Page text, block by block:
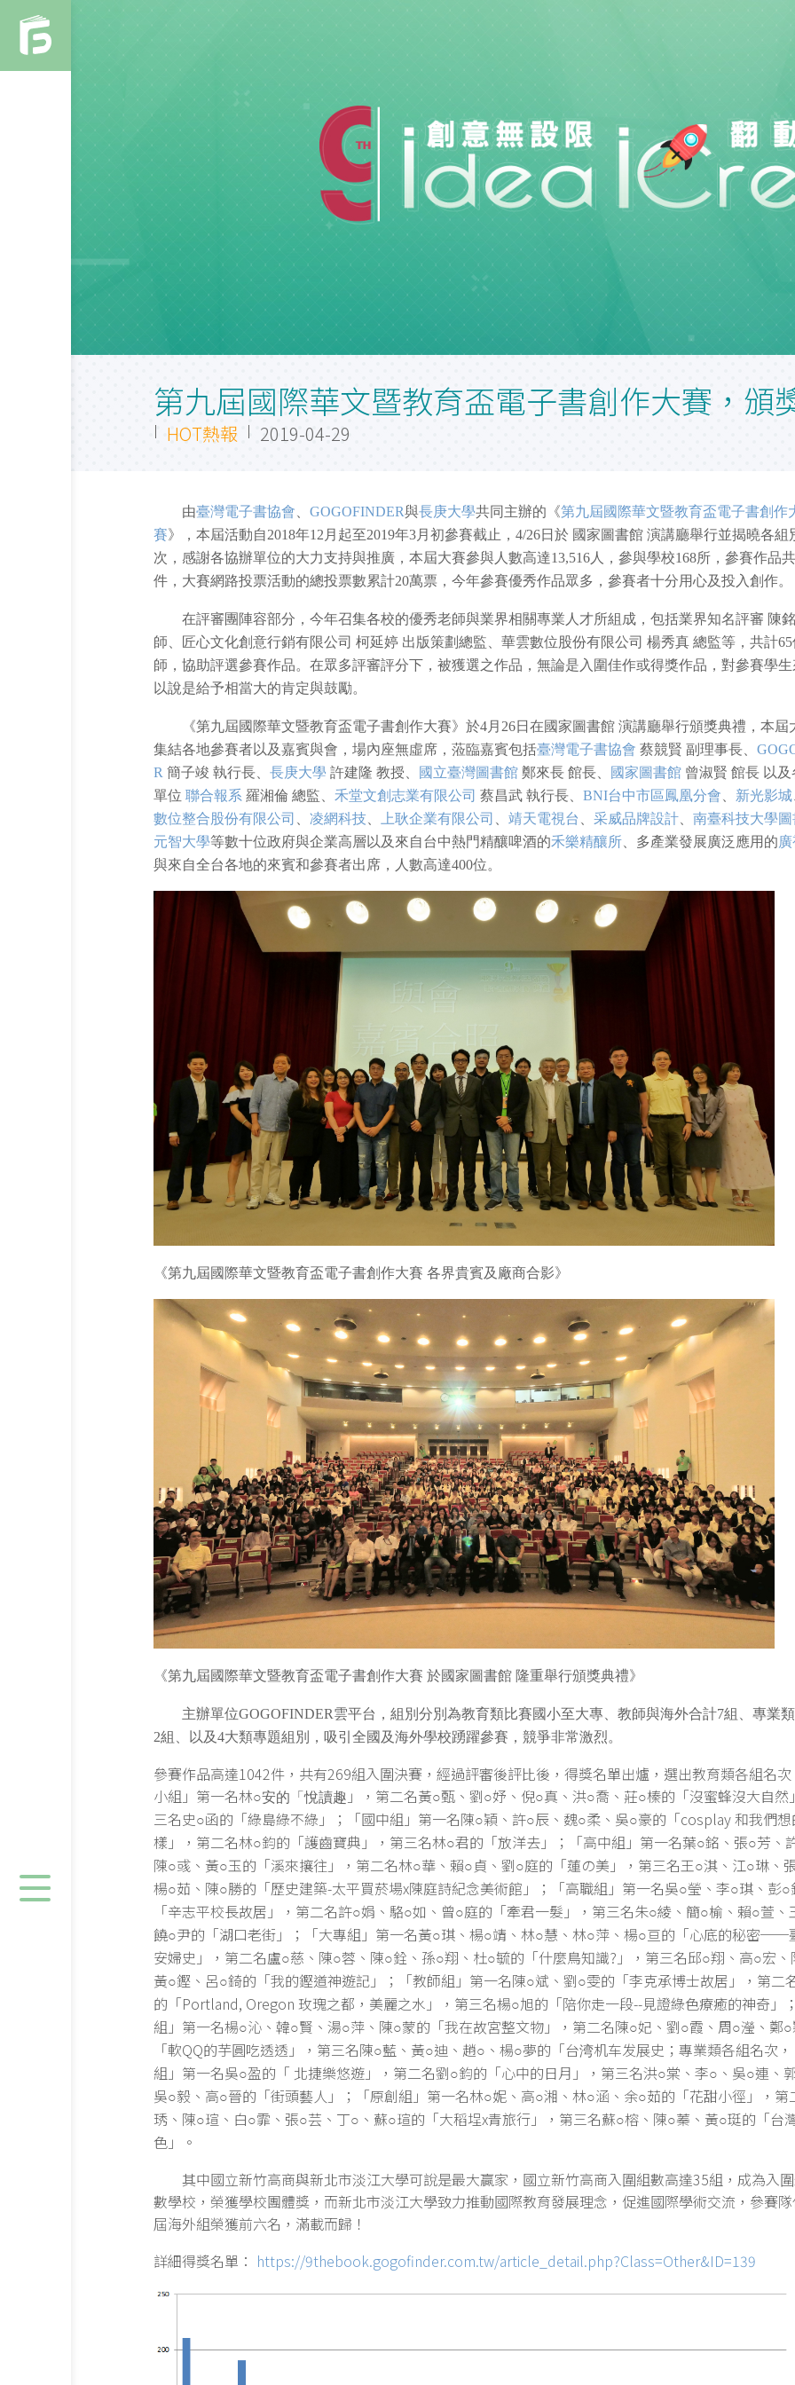
第九屆國際華文暨教育盃電子書創作大賽，頒
HOT熱報 2019-04-29
由臺灣電子書協會 、GOGOFINDER與長庚大學共同主辦的《第九屆國際華文暨教育盃電子書創作
賽》，本屆活動自2018年12月起至2019年3月初參賽截止，4/26日於 國家圖書館 演講廳舉行並揭曉各組
次，感謝各協辦單位的大力支持與推廣，本屆大賽參與人數高達13,516人，參與學校168所，參賽作品
件，大賽網路投票活動的總投票數累計20萬票，今年參賽優秀作品眾多，參賽者十分用心及投入創作。
在評審團陣容部分，今年召集各校的優秀老師與業界相關專業人才所組成，包括業界知名評審 陳
師、匠心文化創意行銷有限公司 柯延婷 出版策劃總監、華雲數位股份有限公司 楊秀真 總監等，共計
師，協助評選參賽作品。在眾多評審評分下，被獲選之作品，無論是入圍佳作或得獎作品，對參賽學
以說是給予相當大的肯定與鼓勵。
《第九屆國際華文暨教育盃電子書創作大賽》於4月26日在國家圖書館 演講廳舉行頒獎典禮，本屆
集結各地參賽者以及嘉賓與會，場內座無虛席，蒞臨嘉賓包括臺灣電子書協會 蔡競賢 副理事長、
R 簡子竣 執行長、長庚大學 許建隆 教授、 國立臺灣圖書館 鄭來長 館長、 國家圖書館 曾淑賢 館長 以
單位聯合報系 羅湘倫 總監、 禾堂文創志業有限公司 蔡昌武 執行長、BNI台中市區鳳凰分會 新光影城
數位整合股份有限公司
、凌網科技 上耿企業有限公司 、靖天電視台 、采威品牌設計 、南臺科技大學
元智大學等數十位政府與企業高層以及來自台中熱門精釀啤酒的禾樂精釀所 、多產業發展廣泛應用的
與來自全台各地的來賓和參賽者出席，人數高達400位。
《第九屆國際華文暨教育盃電子書創作大賽 各界貴賓及廠商合影》
《第九屆國際華文暨教育盃電子書創作大賽 於國家圖書館 隆重舉行頒獎典禮》
主辦單位GOGOFINDER雲平台，組別分別為教育類比賽國小至大專、教師與海外合計7組、專業
2組、以及4大類專題組別，吸引全國及海外學校踴躍參賽，競爭非常激烈。
參賽作品高達1042件，共有269組入圍決賽，經過評審後評比後，得獎名單出爐，選出教育類各組名
小組」第一名林○安的 「悅讀趣 」，第二名黃○甄、劉○妤、倪○真、洪○喬、莊○榛的「沒蜜蜂沒大自然
三名史○函的「綠島綠不綠」；「國中組」第一名陳○穎、許○辰、魏○柔、吳○豪的「cosplay 和我們
樣」，第二名林○鈞的「護齒寶典」，第三名林○君的「放洋去」；「高中組」第一名葉○銘、張○芳、
陳○彧、黃○玉的「溪來攘往」，第二名林○華、賴○ 貞、劉○庭的「蓮の美」，第三名王○淇、江○琳、
楊○茹、陳○勝的「歷史建築-太平買菸場x陳庭詩紀念美術館」；「高職組」第一名吳○瑩、李○琪、彭○
「辛志平校長故居」，第二名許○娟、駱○如、曾○庭的「牽君一髮」，第三名朱○綾、簡○榆、賴○萱、
饒○尹的「湖口老街」；「大專組」第一名黃○琪、楊○靖、林○慧、林○萍、楊○亘的「心底的秘密──
安婦史」，第二名盧○慈、陳○蓉、陳○銓、孫○翔、杜○毓的「什麼鳥知識?」，第三名邱○翔、高○宏、
黃○鏗、呂○錡的「我的鏗道神遊記」；「教師組」第一名陳○斌、劉○雯的「李克承博士故居」，第二
的「Portland, Oregon 玫瑰之都，美麗之水」，第三名楊○旭的「陪你走一段--見證綠色療癒的神奇」
組」第一名楊○沁、韓○賢、湯○萍、陳○蒙的「我在故宮整文物」，第二名陳○妃、劉○霞、周○瀅、鄭○
「軟QQ的芋圓吃透透」，第三名陳○藍、黃○迪、趙○ 、楊○夢的「台湾机车发展史；專業類各組名次
組」第一名吳○盈的「 北捷樂悠遊」，第二名劉○鈞的「心中的日月」，第三名洪○棠、李○ 、吳○連、
吳○毅、高○晉的「街頭藝人」；「原創組」第一名林○妮、高○湘、林○涵、余○茹的「花甜小徑」，第
琇、陳○瑄、白○霏、張○芸、丁○ 、蘇○瑄的「大稻埕x青旅行」， 第三名蘇○榕、陳○蓁、黃○珽的「台
色」。
其中國立新竹高商與新北市淡江大學可說是最大贏家，國立新竹高商入圍組數高達35組，成為入
數學校，榮獲學校團體獎，而新北市淡江大學致力推動國際教育發展理念，促進國際學術交流，參賽
屆海外組榮獲前六名，滿載而歸！
詳細得獎名單： https://9thebook.gogofinder.com.tw/article_detail.php?Class=Other&ID=139